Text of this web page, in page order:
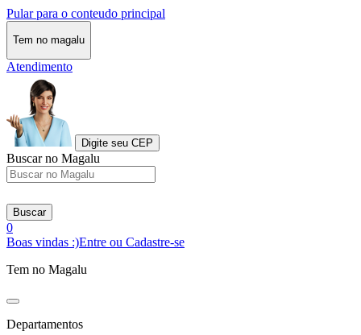
Pular para o conteudo principal
Tem no magalu
Atendimento
Digite seu CEP
Buscar no Magalu
Buscar
0
Boas vindas :)Entre ou Cadastre-se
Tem no Magalu
Departamentos